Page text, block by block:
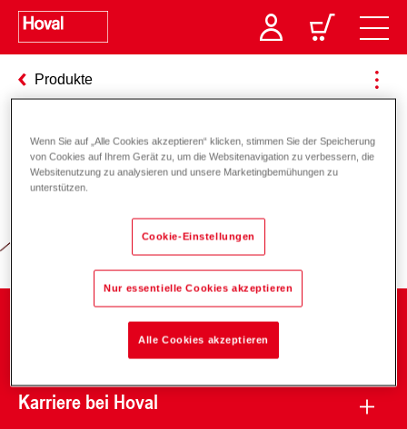
Produkte
Verantwortung für Energie und
Karriere bei Hoval
Wenn Sie auf „Alle Cookies akzeptieren“ klicken, stimmen Sie der Speicherung
von Cookies auf Ihrem Gerät zu, um die Websitenavigation zu verbessern, die
Websitenutzung zu analysieren und unsere Marketingbemühungen zu
unterstützen.
Cookie-Einstellungen
Nur essentielle Cookies akzeptieren
Alle Cookies akzeptieren